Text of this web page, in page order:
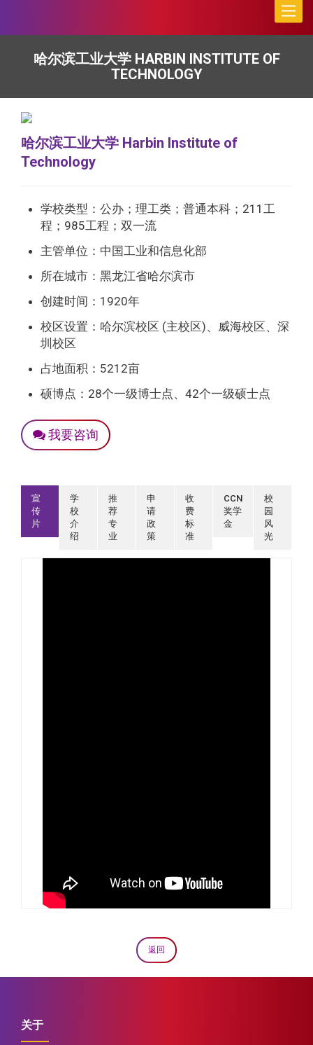
Toggle
哈尔滨工业大学 HARBIN INSTITUTE OF
TECHNOLOGY
哈尔滨工业大学 Harbin Institute of
Technology
学校类型：公办；理工类；普通本科；211工
程；985工程；双一流
主管单位：中国工业和信息化部
所在城市：黑龙江省哈尔滨市
创建时间：1920年
校区设置：哈尔滨校区 (主校区)、威海校区、深
圳校区
占地面积：5212亩
硕博点：28个一级博士点、42个一级硕士点
我要咨询
宣
传
片
学
校
介
绍
推
荐
专
业
申
请
政
策
收
费
标
准
CCN
奖学
金
校
园
风
光
返回
关于